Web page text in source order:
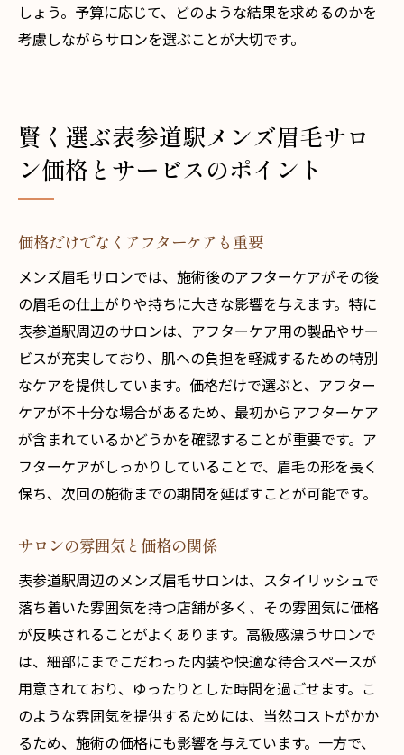
しょう。予算に応じて、どのような結果を求めるのかを
考慮しながらサロンを選ぶことが大切です。
賢く選ぶ表参道駅メンズ眉毛サロ
ン価格とサービスのポイント
価格だけでなくアフターケアも重要
メンズ眉毛サロンでは、施術後のアフターケアがその後
の眉毛の仕上がりや持ちに大きな影響を与えます。特に
表参道駅周辺のサロンは、アフターケア用の製品やサー
ビスが充実しており、肌への負担を軽減するための特別
なケアを提供しています。価格だけで選ぶと、アフター
ケアが不十分な場合があるため、最初からアフターケア
が含まれているかどうかを確認することが重要です。ア
フターケアがしっかりしていることで、眉毛の形を長く
保ち、次回の施術までの期間を延ばすことが可能です。
サロンの雰囲気と価格の関係
表参道駅周辺のメンズ眉毛サロンは、スタイリッシュで
落ち着いた雰囲気を持つ店舗が多く、その雰囲気に価格
が反映されることがよくあります。高級感漂うサロンで
は、細部にまでこだわった内装や快適な待合スペースが
用意されており、ゆったりとした時間を過ごせます。こ
のような雰囲気を提供するためには、当然コストがかか
るため、施術の価格にも影響を与えています。一方で、